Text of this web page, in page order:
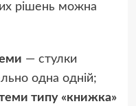
рішень можна
— стулки
одна одній;
типу «книжка»